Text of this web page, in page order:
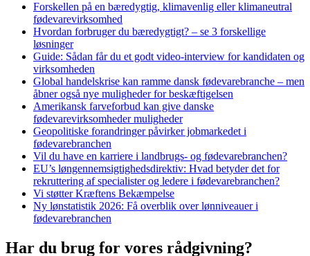
Forskellen på en bæredygtig, klimavenlig eller klimaneutral
fødevarevirksomhed
Hvordan forbruger du bæredygtigt? – se 3 forskellige
løsninger
Guide: Sådan får du et godt video-interview for kandidaten og
virksomheden
Global handelskrise kan ramme dansk fødevarebranche – men
åbner også nye muligheder for beskæftigelsen
Amerikansk farveforbud kan give danske
fødevarevirksomheder muligheder
Geopolitiske forandringer påvirker jobmarkedet i
fødevarebranchen
Vil du have en karriere i landbrugs- og fødevarebranchen?
EU’s løngennemsigtighedsdirektiv: Hvad betyder det for
rekruttering af specialister og ledere i fødevarebranchen?
Vi støtter Kræftens Bekæmpelse
Ny lønstatistik 2026: Få overblik over lønniveauer i
fødevarebranchen
Har du brug for vores rådgivning?